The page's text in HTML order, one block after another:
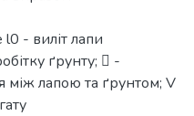
- виліт лапи
ґрунту;  -
між лапою та ґрунтом; V